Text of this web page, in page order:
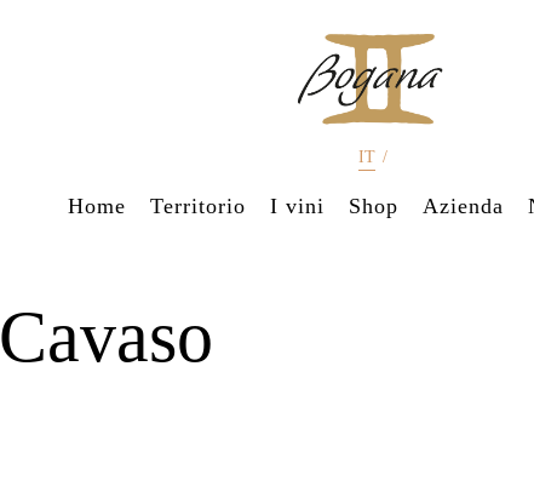
IT /
Home Territorio I vini Shop Azienda
Cavaso